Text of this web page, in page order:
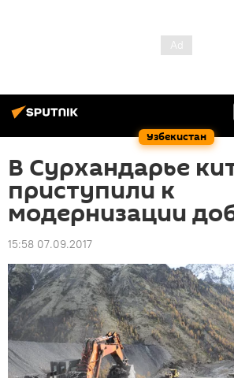
Узбекистан
В Сурхандарье
приступили к
модернизации
15:58 07.09.2017